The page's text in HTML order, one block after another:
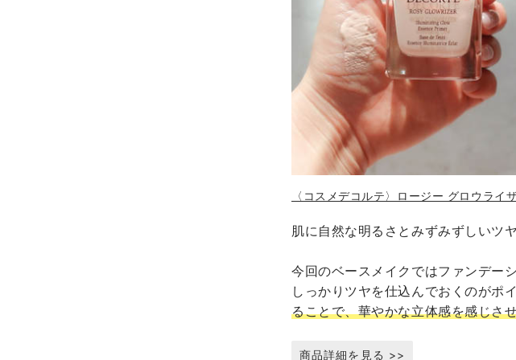
〈コスメデコルテ〉ロージー グロウラ
肌に自然な明るさとみずみずしいツ
今回のベースメイクではファンデー
しっかりツヤを仕込んでおくのがポ
ることで、華やかな立体感を感じさ
商品詳細を見る >>